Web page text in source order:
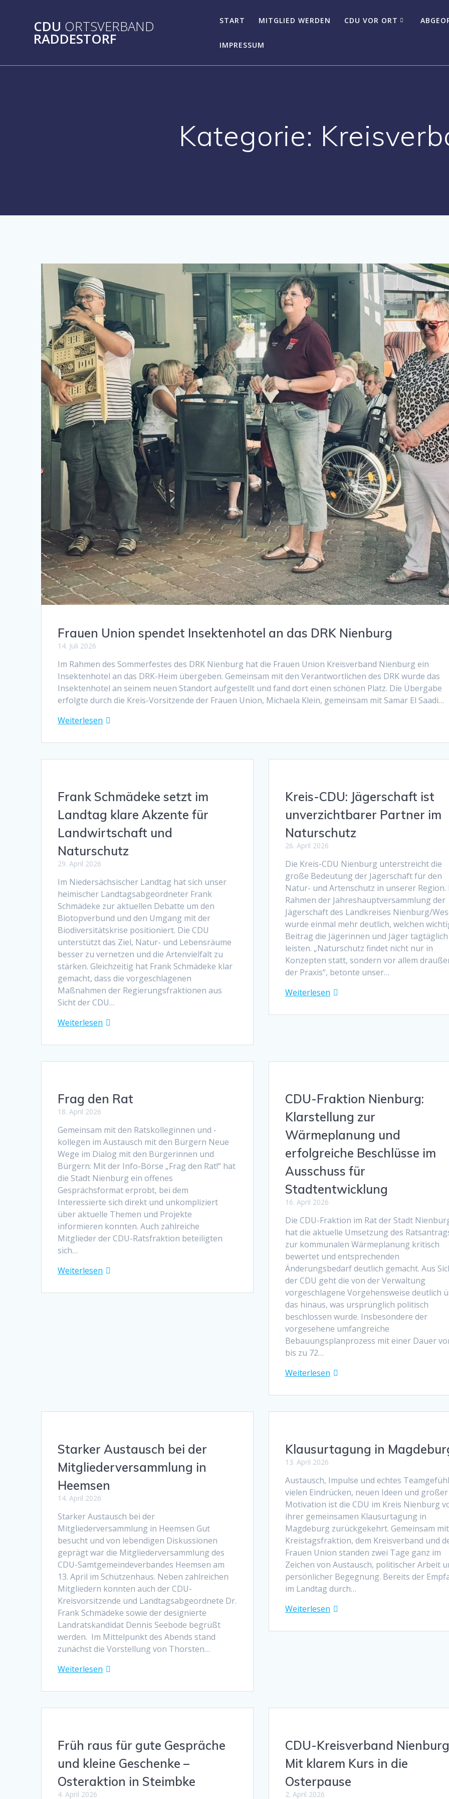
CDU ORTSVERBAND
RADDESTORF
START MITGLIED WERDEN CDU VOR ORT
IMPRESSUM
Kategorie:
Frauen Union spendet Insektenhotel an das DRK Nienburg
14. Juli 2026
Im Rahmen des Sommerfestes des DRK Nienburg hat die Frauen Union Kreisverband Nienburg ein
Insektenhotel an das DRK-Heim übergeben. Gemeinsam mit den Verantwortlichen des DRK wurde das
Insektenhotel an seinem neuen Standort aufgestellt und fand dort einen schönen Platz. Die Übergabe
erfolgte durch die Kreis-Vorsitzende der Frauen Union, Michaela Klein, gemeinsam mit Samar El Saadi…
Weiterlesen
Frank Schmädeke setzt im
Landtag klare Akzente für
Landwirtschaft und
Naturschutz
29. April 2026
Im Niedersächsischer Landtag hat sich unser
heimischer Landtagsabgeordneter Frank
Schmädeke zur aktuellen Debatte um den
Biotopverbund und den Umgang mit der
Biodiversitätskrise positioniert. Die CDU
unterstützt das Ziel, Natur- und Lebensräume
besser zu vernetzen und die Artenvielfalt zu
stärken. Gleichzeitig hat Frank Schmädeke klar
gemacht, dass die vorgeschlagenen
Maßnahmen der Regierungsfraktionen aus
Sicht der CDU…
Weiterlesen
Kreis-CDU: Jägerschaft ist
unverzichtbarer Partner im
Naturschutz
26. April 2026
Die Kreis-CDU Nienburg unterstreicht die
große Bedeutung der Jägerschaft für den
Natur- und Artenschutz in unserer Region.
Rahmen der Jahreshauptversammlung der
Jägerschaft des Landkreises Nienburg/
wurde einmal mehr deutlich, welchen
Beitrag die Jägerinnen und Jäger tagtäglich
leisten. „Naturschutz findet nicht nur in
Konzepten statt, sondern vor allem
der Praxis“, betonte unser…
Weiterlesen
Frag den Rat
18. April 2026
Gemeinsam mit den Ratskolleginnen und -
kollegen im Austausch mit den Bürgern Neue
Wege im Dialog mit den Bürgerinnen und
Bürgern: Mit der Info-Börse „Frag den Rat!“ hat
die Stadt Nienburg ein offenes
Gesprächsformat erprobt, bei dem
Interessierte sich direkt und unkompliziert
über aktuelle Themen und Projekte
informieren konnten. Auch zahlreiche
Mitglieder der CDU-Ratsfraktion beteiligten
sich…
Weiterlesen
CDU-Fraktion Nienburg:
Klarstellung zur
Wärmeplanung und
erfolgreiche Beschlüsse im
Ausschuss für
Stadtentwicklung
16. April 2026
Die CDU-Fraktion im Rat der Stadt
hat die aktuelle Umsetzung des
zur kommunalen Wärmeplanung kritisch
bewertet und entsprechenden
Änderungsbedarf deutlich gemacht. Aus
der CDU geht die von der Verwaltung
vorgeschlagene Vorgehensweise deutlich
das hinaus, was ursprünglich politisch
beschlossen wurde. Insbesondere der
vorgesehene umfangreiche
Bebauungsplanprozess mit einer Dauer
bis zu 72…
Weiterlesen
Starker Austausch bei der
Mitgliederversammlung in
Heemsen
14. April 2026
Starker Austausch bei der
Mitgliederversammlung in Heemsen Gut
besucht und von lebendigen Diskussionen
geprägt war die Mitgliederversammlung des
CDU-Samtgemeindeverbandes Heemsen am
13. April im Schützenhaus. Neben zahlreichen
Mitgliedern konnten auch der CDU-
Kreisvorsitzende und Landtagsabgeordnete Dr.
Frank Schmädeke sowie der designierte
Landratskandidat Dennis Seebode begrüßt
werden. Im Mittelpunkt des Abends stand
zunächst die Vorstellung von Thorsten…
Weiterlesen
Klausurtagung in
13. April 2026
Austausch, Impulse und echtes
vielen Eindrücken, neuen Ideen und großer
Motivation ist die CDU im Kreis Nienburg
ihrer gemeinsamen Klausurtagung in
Magdeburg zurückgekehrt. Gemeinsam
Kreistagsfraktion, dem Kreisverband und
Frauen Union standen zwei Tage ganz im
Zeichen von Austausch, politischer Arbeit
persönlicher Begegnung. Bereits der
im Landtag durch…
Weiterlesen
Früh raus für gute Gespräche
und kleine Geschenke –
Osteraktion in Steimbke
4. April 2026
CDU-Kreisverband
Mit klarem Kurs in die
Osterpause
2. April 2026